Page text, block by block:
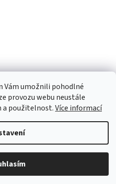
Vám umožnili pohodlné
provozu webu neustále
a použitelnost.Více informací
nábytek Benešov. Všechna
nastavení cookies